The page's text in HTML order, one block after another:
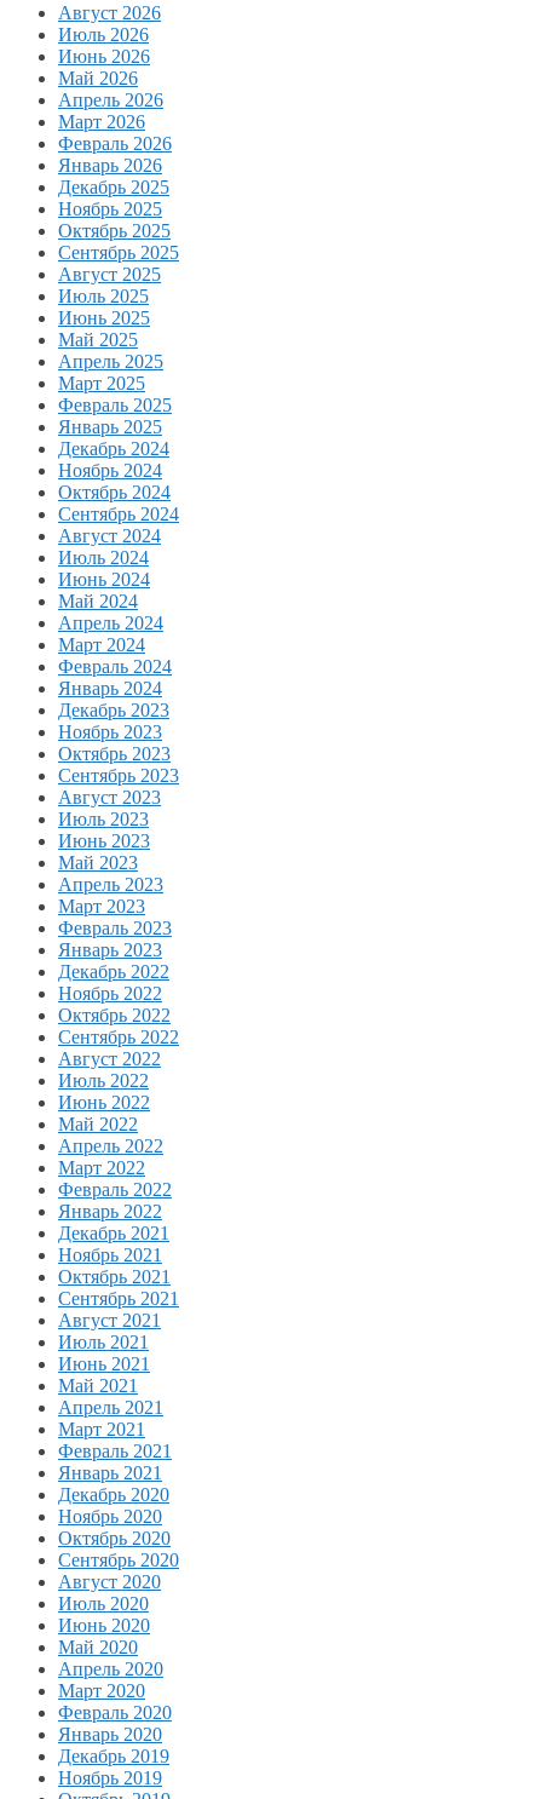
Август 2026
Июль 2026
Июнь 2026
Май 2026
Апрель 2026
Март 2026
Февраль 2026
Январь 2026
Декабрь 2025
Ноябрь 2025
Октябрь 2025
Сентябрь 2025
Август 2025
Июль 2025
Июнь 2025
Май 2025
Апрель 2025
Март 2025
Февраль 2025
Январь 2025
Декабрь 2024
Ноябрь 2024
Октябрь 2024
Сентябрь 2024
Август 2024
Июль 2024
Июнь 2024
Май 2024
Апрель 2024
Март 2024
Февраль 2024
Январь 2024
Декабрь 2023
Ноябрь 2023
Октябрь 2023
Сентябрь 2023
Август 2023
Июль 2023
Июнь 2023
Май 2023
Апрель 2023
Март 2023
Февраль 2023
Январь 2023
Декабрь 2022
Ноябрь 2022
Октябрь 2022
Сентябрь 2022
Август 2022
Июль 2022
Июнь 2022
Май 2022
Апрель 2022
Март 2022
Февраль 2022
Январь 2022
Декабрь 2021
Ноябрь 2021
Октябрь 2021
Сентябрь 2021
Август 2021
Июль 2021
Июнь 2021
Май 2021
Апрель 2021
Март 2021
Февраль 2021
Январь 2021
Декабрь 2020
Ноябрь 2020
Октябрь 2020
Сентябрь 2020
Август 2020
Июль 2020
Июнь 2020
Май 2020
Апрель 2020
Март 2020
Февраль 2020
Январь 2020
Декабрь 2019
Ноябрь 2019